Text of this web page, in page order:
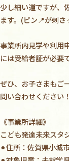
少し細い道ですが、
ます。(ピン📍が刺さ
事業所内見学や利用
には受給者証が必要
ぜひ、お子さまもご
問い合わせください
《事業所詳細》
こども発達未来スタ
⚫︎住所：佐賀県小城